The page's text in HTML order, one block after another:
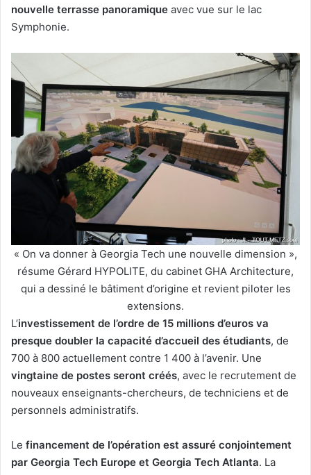
nouvelle terrasse panoramique avec vue sur le lac
Symphonie.
« On va donner à Georgia Tech une nouvelle dimension »,
résume Gérard HYPOLITE, du cabinet GHA Architecture,
qui a dessiné le bâtiment d’origine et revient piloter les
extensions.
L’investissement de l’ordre de 15 millions d’euros va
presque doubler la capacité d’accueil des étudiants, de
700 à 800 actuellement contre 1 400 à l’avenir. Une
vingtaine de postes seront créés, avec le recrutement de
nouveaux enseignants-chercheurs, de techniciens et de
personnels administratifs.
Le financement de l’opération est assuré conjointement
par Georgia Tech Europe et Georgia Tech Atlanta. La